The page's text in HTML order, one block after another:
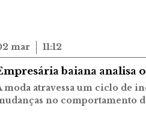
mar 11:12
baiana analisa
moda atravessa um ciclo de
no comportamento